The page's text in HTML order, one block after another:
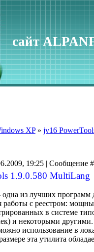
сайт
XP » jv16
19:25 | Сообщение #
1.9.0.580 MultiLang
из лучших программ
с реестром:
в системе
и некоторыми другими.
использование в
эта утилита